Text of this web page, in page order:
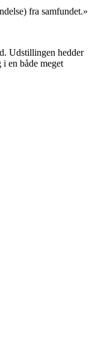
fra samfundet.»
Udstillingen hedder
en både meget